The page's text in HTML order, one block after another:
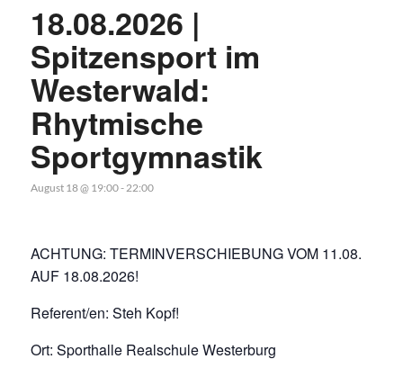
18.08.2026 |
Spitzensport im
Westerwald:
Rhytmische
Sportgymnastik
August 18 @ 19:00-22:00
ACHTUNG: TERMINVERSCHIEBUNG VOM 11.08.
AUF 18.08.2026!
Referent/en: Steh Kopf!
Ort: Sporthalle Realschule Westerburg